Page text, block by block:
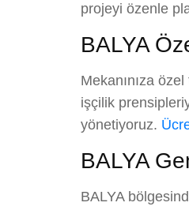
projeyi özenle
BALYA
Mekanınıza
işçilik
yönetiyoruz.
BALYA
BALYA